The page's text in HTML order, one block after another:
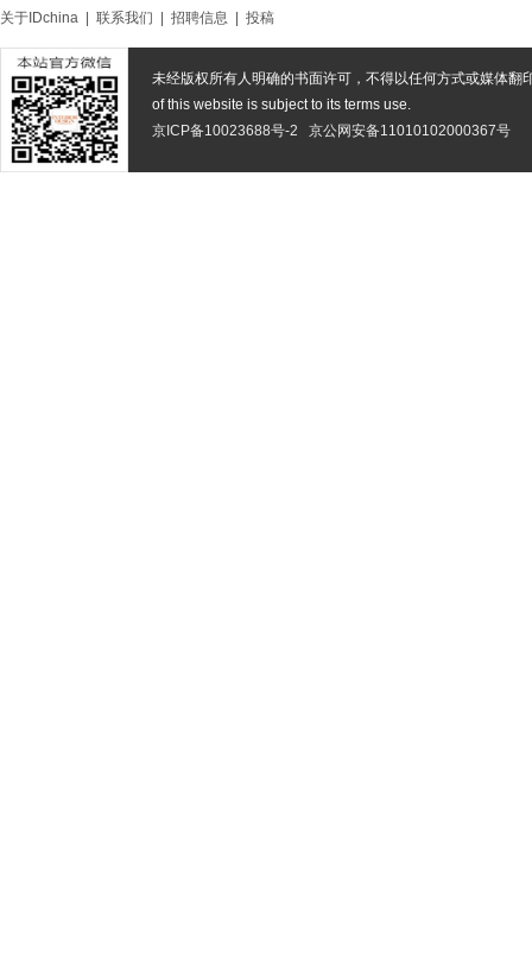
关于IDchina 联系我们 招聘信息 投稿
未经版权所有人明确的书面许可，不得以任何方式或媒体翻
of this website is subject to its terms use.
京ICP备10023688号-2
京公网安备11010102000367号